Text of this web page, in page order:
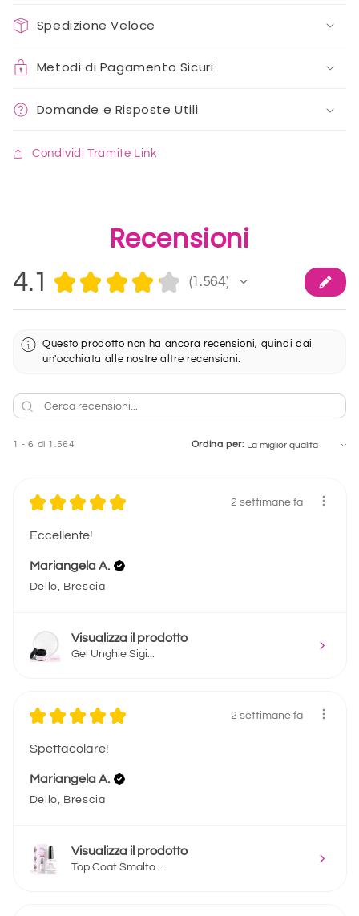
Spedizione Veloce
Metodi di Pagamento Sicuri
Domande e Risposte Utili
Condividi Tramite Link
Recensioni
4.1 ★ ★ ★ ★ ★ 1.564
1564
Questo prodotto non ha ancora recensioni, quindi dai
un'occhiata alle nostre altre recensioni.
1 - 6 di 1.564 Ordina per:
★ ★ ★ ★ ★ 2 settimane fa
Eccellente!
Mariangela A.
Dello, Brescia
Visualizza il prodotto
Gel Unghie Sigi...
★ ★ ★ ★ ★ 2 settimane fa
Spettacolare!
Mariangela A.
Dello, Brescia
Visualizza il prodotto
Top Coat Smalto...